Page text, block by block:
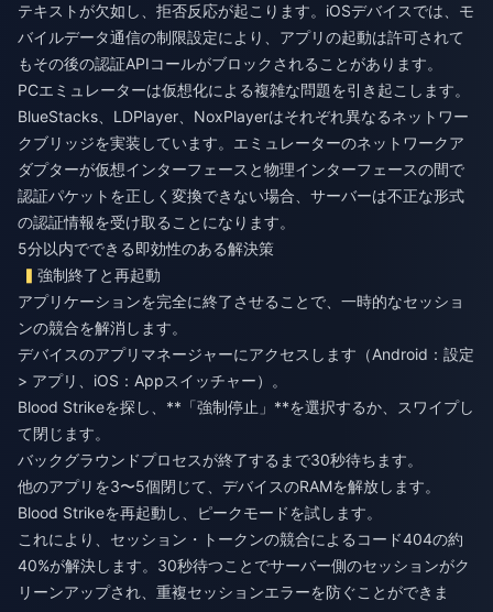
テキストが欠如し、拒否反応が起こります。iOSデバイスでは、モ
バイルデータ通信の制限設定により、アプリの起動は許可されて
もその後の認証APIコールがブロックされることがあります。
PCエミュレーターは仮想化による複雑な問題を引き起こします。
BlueStacks、LDPlayer、NoxPlayerはそれぞれ異なるネットワー
クブリッジを実装しています。エミュレーターのネットワークア
ダプターが仮想インターフェースと物理インターフェースの間で
認証パケットを正しく変換できない場合、サーバーは不正な形式
の認証情報を受け取ることになります。
5分以内でできる即効性のある解決策
強制終了と再起動
アプリケーションを完全に終了させることで、一時的なセッショ
ンの競合を解消します。
デバイスのアプリマネージャーにアクセスします（Android：設定
> アプリ、iOS：Appスイッチャー）。
Blood Strikeを探し、**「強制停止」**を選択するか、スワイプし
て閉じます。
バックグラウンドプロセスが終了するまで30秒待ちます。
他のアプリを3〜5個閉じて、デバイスのRAMを解放します。
Blood Strikeを再起動し、ピークモードを試します。
これにより、セッション・トークンの競合によるコード404の約
40%が解決します。30秒待つことでサーバー側のセッションがク
リーンアップされ、重複セッションエラーを防ぐことができま